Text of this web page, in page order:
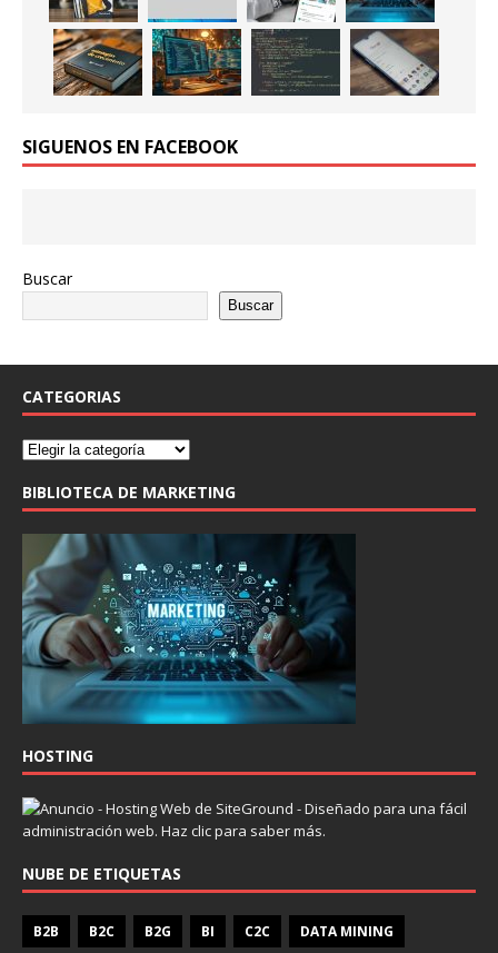
SIGUENOS EN FACEBOOK
Buscar
Buscar
CATEGORIAS
BIBLIOTECA DE MARKETING
HOSTING
NUBE DE ETIQUETAS
B2B B2C B2G BI C2C DATA MINING